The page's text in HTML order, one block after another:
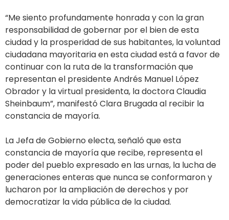
“Me siento profundamente honrada y con la gran
responsabilidad de gobernar por el bien de esta
ciudad y la prosperidad de sus habitantes, la voluntad
ciudadana mayoritaria en esta ciudad está a favor de
continuar con la ruta de la transformación que
representan el presidente Andrés Manuel López
Obrador y la virtual presidenta, la doctora Claudia
Sheinbaum”, manifestó Clara Brugada al recibir la
constancia de mayoría.
La Jefa de Gobierno electa, señaló que esta
constancia de mayoría que recibe, representa el
poder del pueblo expresado en las urnas, la lucha de
generaciones enteras que nunca se conformaron y
lucharon por la ampliación de derechos y por
democratizar la vida pública de la ciudad.